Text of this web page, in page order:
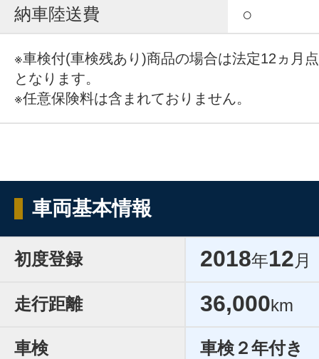
納車陸送費
○
※車検付(車検残あり)商品の場合は法定12ヵ月
となります。
※任意保険料は含まれておりません。
車両基本情報
初度登録 2018年12 月
走行距離 36,000km
車検 車検２年付き